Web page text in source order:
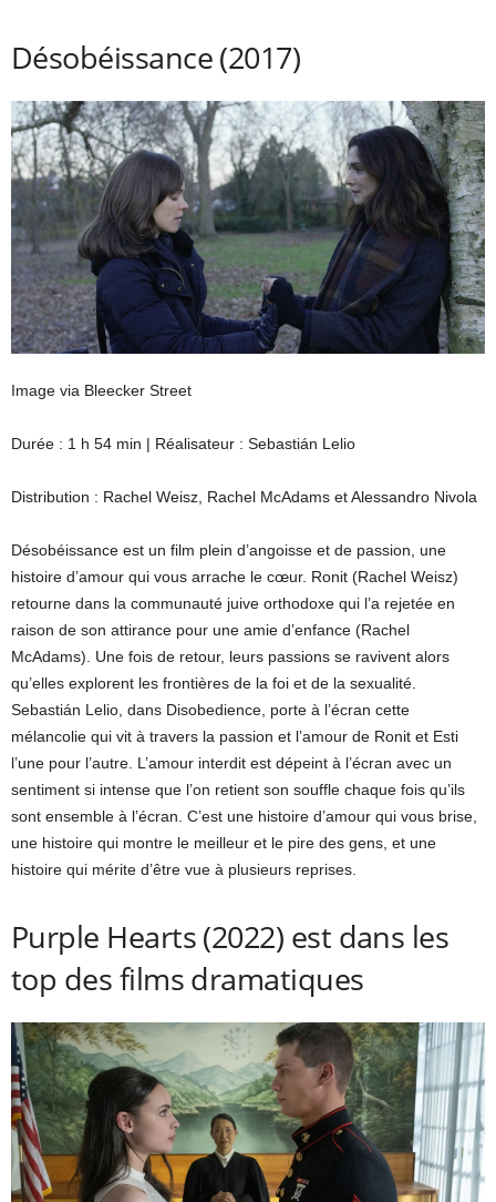
Désobéissance (2017)
Image via Bleecker Street
Durée : 1 h 54 min | Réalisateur : Sebastián Lelio
Distribution : Rachel Weisz, Rachel McAdams et Alessandro Nivola
Désobéissance est un film plein d’angoisse et de passion, une
histoire d’amour qui vous arrache le cœur. Ronit (Rachel Weisz)
retourne dans la communauté juive orthodoxe qui l’a rejetée en
raison de son attirance pour une amie d’enfance (Rachel
McAdams). Une fois de retour, leurs passions se ravivent alors
qu’elles explorent les frontières de la foi et de la sexualité.
Sebastián Lelio, dans Disobedience, porte à l’écran cette
mélancolie qui vit à travers la passion et l’amour de Ronit et Esti
l’une pour l’autre. L’amour interdit est dépeint à l’écran avec un
sentiment si intense que l’on retient son souffle chaque fois qu’ils
sont ensemble à l’écran. C’est une histoire d’amour qui vous brise,
une histoire qui montre le meilleur et le pire des gens, et une
histoire qui mérite d’être vue à plusieurs reprises.
Purple Hearts (2022) est dans les
top des films dramatiques